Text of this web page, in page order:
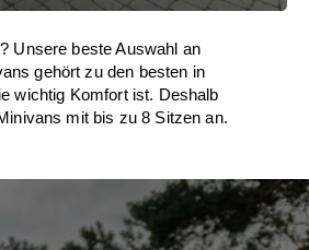
Unsere beste Auswahl an
gehört zu den besten in
wichtig Komfort ist. Deshalb
mit bis zu 8 Sitzen an.